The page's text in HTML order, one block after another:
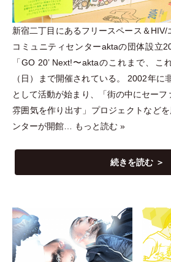
新宿二丁目にあるフリースペース＆HIV/
コミュニティセンターaktaの団体設立
「GO 20’ Next!〜aktaのこれまで、こ
（ 日 ）
まで開催されている。 2002年に
として活動が始まり、
「街の中にセーフ
雰囲気を作り出す 」 プロジェクトなど
ンターが開館…
もっと読む »
続きを読む ＞